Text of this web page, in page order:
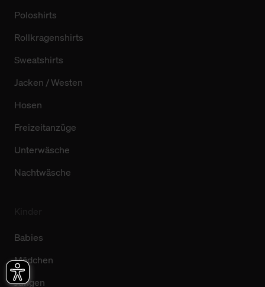
Poloshirts
Rollkragenshirts
Sweatshirts
Jacken / Westen
Hosen
Freizeitanzüge
Unterwäsche
Nachtwäsche
Babies
Mädchen
Jungen